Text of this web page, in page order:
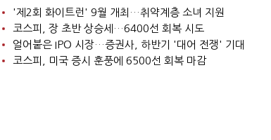
'제2회 화이트런' 9월 개최…취약계층 소녀 지원
코스피, 장 초반 상승세…6400선 회복 시도
얼어붙은 IPO 시장…증권사, 하반기 '대어 전쟁' 기대
코스피, 미국 증시 훈풍에 6500선 회복 마감